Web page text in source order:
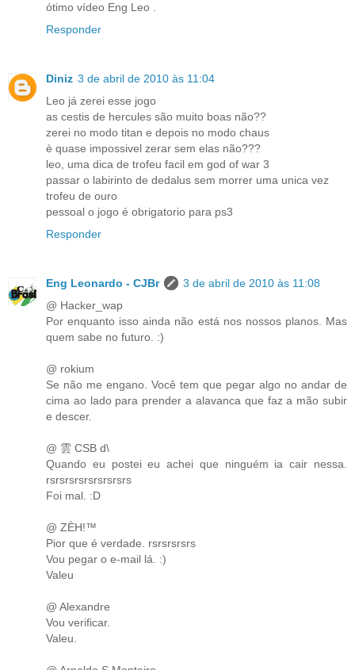
ótimo vídeo Eng Leo .
Responder
Diniz 3 de abril de 2010 às 11:04
Leo já zerei esse jogo
as cestis de hercules são muito boas não??
zerei no modo titan e depois no modo chaus
è quase impossivel zerar sem elas não???
leo, uma dica de trofeu facil em god of war 3
passar o labirinto de dedalus sem morrer uma unica vez
trofeu de ouro
pessoal o jogo é obrigatorio para ps3
Responder
Eng Leonardo - CJBr
3 de abril de 2010 às 11:08
@ Hacker_wap
Por enquanto isso ainda não está nos nossos planos. Mas
quem sabe no futuro. :)
@ rokium
Se não me engano. Você tem que pegar algo no andar de
cima ao lado para prender a alavanca que faz a mão subir
e descer.
@ 雲 CSB d\
Quando eu postei eu achei que ninguém ia cair nessa.
rsrsrsrsrsrsrsrsrs
Foi mal. :D
@ ZÈH!™
Pior que é verdade. rsrsrsrsrs
Vou pegar o e-mail lá. :)
Valeu
@ Alexandre
Vou verificar.
Valeu.